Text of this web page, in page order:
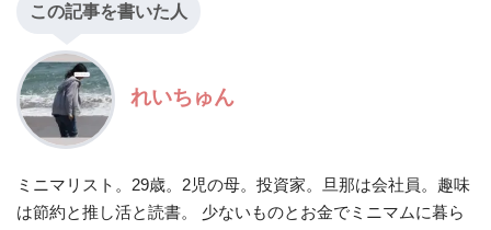
この記事を書いた人
れいちゅん
ミニマリスト。29歳。2児の母。投資家。旦那は会社員。趣味
は節約と推し活と読書。 少ないものとお金でミニマムに暮ら